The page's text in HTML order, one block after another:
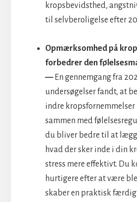
kropsbevidsthed,
til selvberoligelse efter 20
Opmærksomhed på
forbedrer den
—En gennemgang fra
undersøgelser fandt, at
indre
sammen med
du bliver bedre til at
hvad der sker inde i din
stress mere effektivt. Du
hurtigere efter at være
skaber en praktisk